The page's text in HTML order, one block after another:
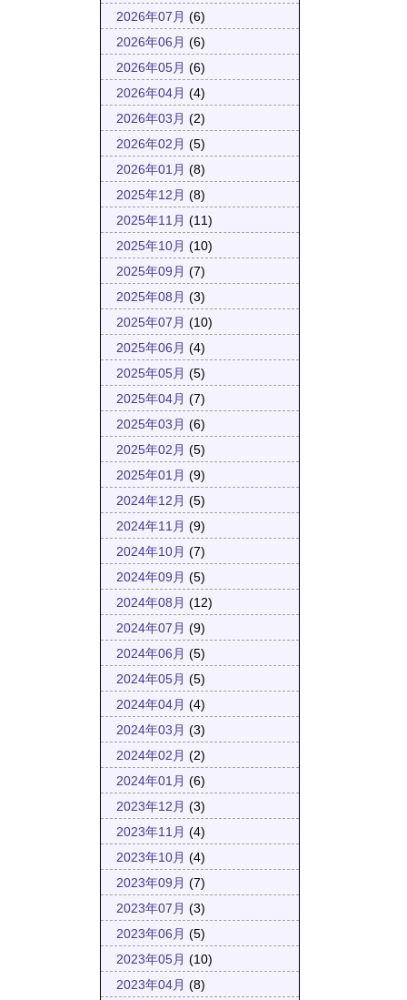
2026年07月 (6)
2026年06月 (6)
2026年05月 (6)
2026年04月 (4)
2026年03月 (2)
2026年02月 (5)
2026年01月 (8)
2025年12月 (8)
2025年11月 (11)
2025年10月 (10)
2025年09月 (7)
2025年08月 (3)
2025年07月 (10)
2025年06月 (4)
2025年05月 (5)
2025年04月 (7)
2025年03月 (6)
2025年02月 (5)
2025年01月 (9)
2024年12月 (5)
2024年11月 (9)
2024年10月 (7)
2024年09月 (5)
2024年08月 (12)
2024年07月 (9)
2024年06月 (5)
2024年05月 (5)
2024年04月 (4)
2024年03月 (3)
2024年02月 (2)
2024年01月 (6)
2023年12月 (3)
2023年11月 (4)
2023年10月 (4)
2023年09月 (7)
2023年07月 (3)
2023年06月 (5)
2023年05月 (10)
2023年04月 (8)